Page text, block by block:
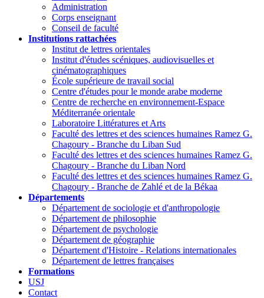
Administration
Corps enseignant
Conseil de faculté
Institutions rattachées
Institut de lettres orientales
Institut d'études scéniques, audiovisuelles et
cinématographiques
École supérieure de travail social
Centre d'études pour le monde arabe moderne
Centre de recherche en environnement-Espace
Méditerranée orientale
Laboratoire Littératures et Arts
Faculté des lettres et des sciences humaines Ramez G.
Chagoury - Branche du Liban Sud
Faculté des lettres et des sciences humaines Ramez G.
Chagoury - Branche du Liban Nord
Faculté des lettres et des sciences humaines Ramez G.
Chagoury - Branche de Zahlé et de la Békaa
Départements
Département de sociologie et d'anthropologie
Département de philosophie
Département de psychologie
Département de géographie
Département d'Histoire - Relations internationales
Département de lettres françaises
Formations
USJ
Contact